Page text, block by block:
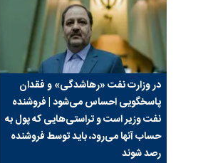
در وزارت نفت «رهاشدگی» و فقدان
پاسخگویی احساس می‌شود | فروشنده
نفت وزیر است و تراستی‌هایی که پول به
حساب آنها می‌رود، باید توسط فروشنده
رصد شوند